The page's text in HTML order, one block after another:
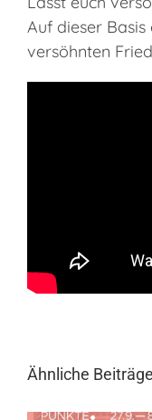
Auf dieser
versöhnten
Ähnliche Beiträge